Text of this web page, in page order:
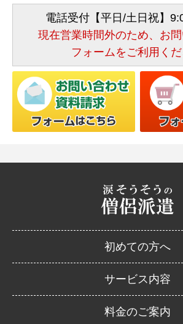
電話受付【平日/土日祝】
現在営業時間外のため、お
フォームをご利用く
初めての方へ
サービス内容
料金のご案内